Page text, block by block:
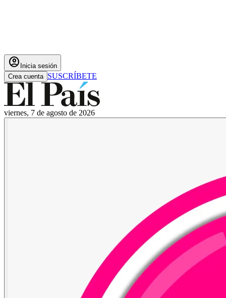
account_circle Inicia sesión
Crea cuenta SUSCRÍBETE
viernes, 7 de agosto de 2026